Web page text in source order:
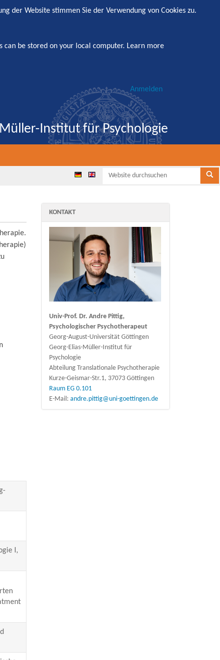
der Website stimmen Sie der Verwendung von Cookies zu.
be stored on your local computer. Learn more
Institut für Psychologie
Anmelden
I,
KONTAKT
Univ-Prof. Dr. Andre Pittig,
Psychologischer Psychotherapeut
Georg-August-Universität Göttingen
Georg-Elias-Müller-Institut für
Psychologie
Abteilung Translationale Psychotherapie
Kurze-Geismar-Str.1, 37073 Göttingen
Raum EG 0.101
E-Mail: andre.pittig@uni-goettingen.de